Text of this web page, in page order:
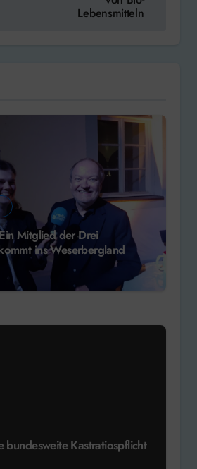
Lebensmitteln
Mitglied der Drei
ins Weserbergland
bundesweite Kastratiospflicht